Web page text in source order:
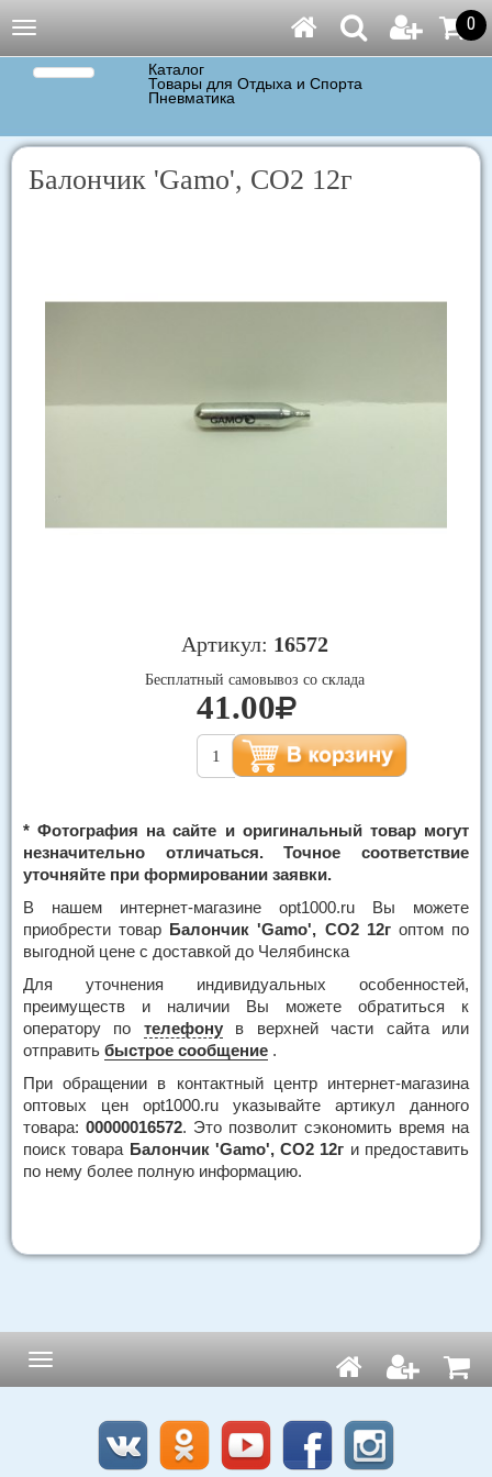
Навигация 0
Каталог
Товары для Отдыха и Спорта
Пневматика
Балончик 'Gamo', CO2 12г
Артикул: 16572
Бесплатный самовывоз со склада
41.00
* Фотография на сайте и оригинальный товар могут
незначительно отличаться. Точное соответствие
уточняйте при формировании заявки.
В нашем интернет-магазине opt1000.ru Вы можете
приобрести товар Балончик 'Gamo', CO2 12гоптом по
выгодной цене с доставкой до Челябинска
Для уточнения индивидуальных особенностей,
преимуществ и наличии Вы можете обратиться к
оператору по телефонув верхней части сайта или
отправить быстрое сообщение .
При обращении в контактный центр интернет-магазина
оптовых цен opt1000.ru указывайте артикул данного
товара: 00000016572. Это позволит сэкономить время на
поиск товара Балончик 'Gamo', CO2 12г и предоставить
по нему более полную информацию.
Навигация